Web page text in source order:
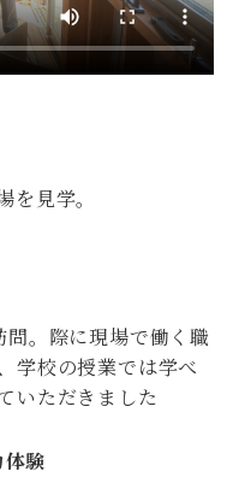
見学。
。際に現場で働く職
学校の授業では学べ
いただきました
験